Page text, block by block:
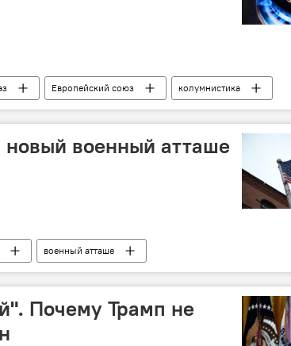
Европейский союз
колумнистика
военный атташе
военный атташе
Почему Трамп не